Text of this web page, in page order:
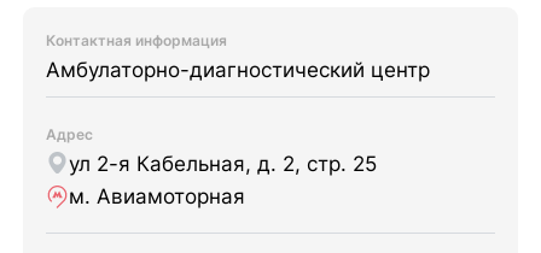
Контактная информация
Амбулаторно-диагностический центр
Адрес
ул 2-я Кабельная, д. 2, стр. 25
м. Авиамоторная